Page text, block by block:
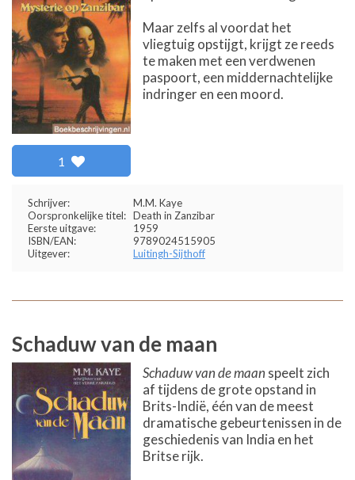
1
Maar zelfs al voordat het
vliegtuig opstijgt, krijgt ze reeds
te maken met een verdwenen
paspoort, een middernachtelijke
indringer en een moord.
Schrijver:
M.M. Kaye
Oorspronkelijke titel: Death in Zanzibar
Eerste uitgave:
1959
ISBN/EAN:
9789024515905
Uitgever:
Luitingh-Sijthoff
Schaduw van de maan
Schaduw van de maan speelt zich
af tijdens de grote opstand in
Brits-Indië, één van de meest
dramatische gebeurtenissen in de
geschiedenis van India en het
Britse rijk.